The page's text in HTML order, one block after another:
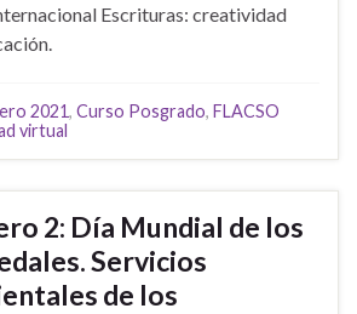
Escrituras: creatividad
2021, Curso Posgrado, FLACSO
virtual
2: Día Mundial de los
Servicios
de los